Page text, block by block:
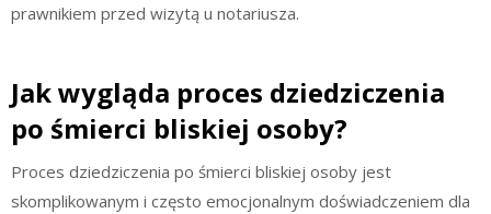
prawnikiem przed wizytą u notariusza.
Jak wygląda proces dziedziczenia
po śmierci bliskiej osoby?
Proces dziedziczenia po śmierci bliskiej osoby jest
skomplikowanym i często emocjonalnym doświadczeniem dla